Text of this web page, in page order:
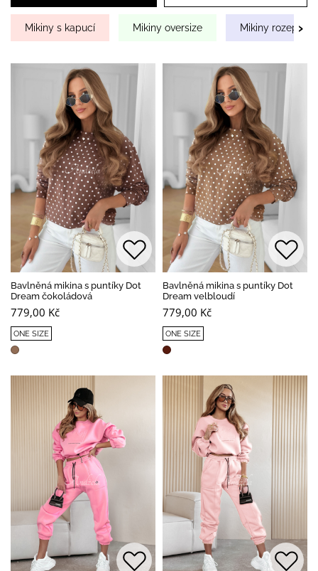
Mikiny s kapucí Mikiny oversize Mikiny ›
Bavlněná mikina s puntíky Dot
Dream čokoládová
779,00 Kč
ONE SIZE
Bavlněná mikina s puntíky Dot
Dream velbloudí
779,00 Kč
ONE SIZE